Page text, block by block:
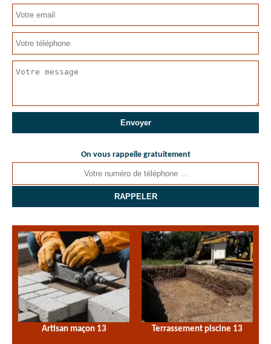
On vous rappelle gratuitement
Artisan maçon 13 Terrassement piscine 13